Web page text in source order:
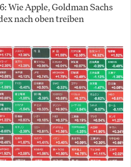
Wie Apple, Goldman Sachs
nach oben treiben